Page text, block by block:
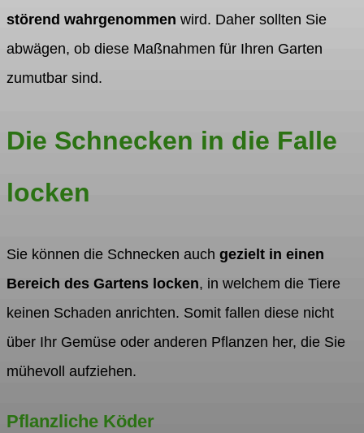
störend wahrgenommen wird. Daher sollten Sie
abwägen, ob diese Maßnahmen für Ihren Garten
zumutbar sind.
Die Schnecken in die Falle
locken
Sie können die Schnecken auch gezielt in einen
Bereich des Gartens locken, in welchem die Tiere
keinen Schaden anrichten. Somit fallen diese nicht
über Ihr Gemüse oder anderen Pflanzen her, die Sie
mühevoll aufziehen.
Pflanzliche Köder